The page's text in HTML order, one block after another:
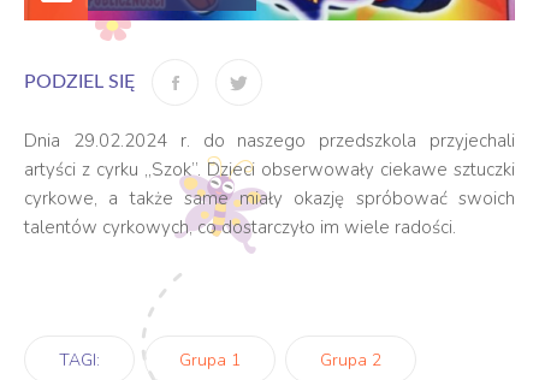
PODZIEL SIĘ
Dnia 29.02.2024 r. do naszego przedszkola przyjechali
artyści z cyrku „Szok”. Dzieci obserwowały ciekawe sztuczki
cyrkowe, a także same miały okazję spróbować swoich
talentów cyrkowych, co dostarczyło im wiele radości.
TAGI: Grupa 1 Grupa 2